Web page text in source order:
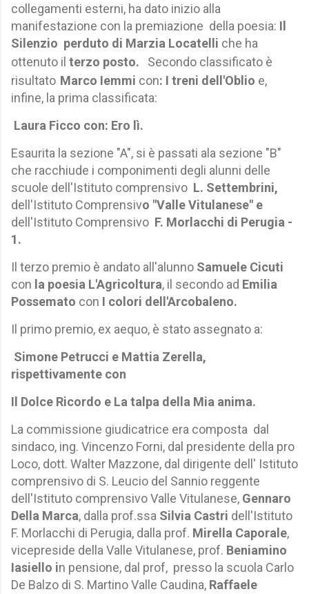
collegamenti esterni, ha dato inizio alla
manifestazione con la premiazione della poesia: Il
Silenzio perduto di Marzia Locatelli che ha
ottenuto il terzo posto.
Secondo classificato è
risultato Marco Iemmi con: I treni dell'Oblio e,
infine, la prima classificata:
Laura Ficco con: Ero lì.
Esaurita la sezione "A", si è passati ala sezione "B"
che racchiude i componimenti degli alunni delle
scuole dell'Istituto comprensivo L. Settembrini,
dell'Istituto Comprensivo "Valle Vitulanese" e
dell'Istituto Comprensivo F. Morlacchi di Perugia -
1.
Il terzo premio è andato all'alunno Samuele Cicuti
con la poesia L'Agricoltura, il secondo ad Emilia
Possemato con I colori dell'Arcobaleno.
Il primo premio, ex aequo, è stato assegnato a:
Simone Petrucci e Mattia Zerella,
rispettivamente con
Il Dolce Ricordo e La talpa della Mia anima.
La commissione giudicatrice era composta dal
sindaco, ing. Vincenzo Forni, dal presidente della pro
Loco, dott. Walter Mazzone, dal dirigente dell' Istituto
comprensivo di S. Leucio del Sannio reggente
dell'Istituto comprensivo Valle Vitulanese, Gennaro
Della Marca, dalla prof.ssa Silvia Castri dell'Istituto
F. Morlacchi di Perugia, dalla prof. Mirella Caporale,
vicepreside della Valle Vitulanese, prof. Beniamino
Iasiello in pensione, dal prof, presso la scuola Carlo
De Balzo di S. Martino Valle Caudina, Raffaele